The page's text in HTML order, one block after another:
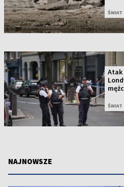
ŚWIAT
Atak
ŚWIAT
NAJNOWSZE